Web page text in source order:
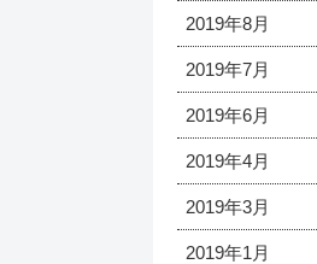
2019年8月
2019年7月
2019年6月
2019年4月
2019年3月
2019年1月